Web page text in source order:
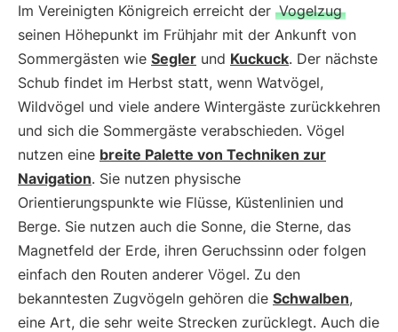
Im Vereinigten Königreich erreicht der Vogelzug
seinen Höhepunkt im Frühjahr mit der Ankunft von
Sommergästen wie Segler und Kuckuck. Der nächste
Schub findet im Herbst statt, wenn Watvögel,
Wildvögel und viele andere Wintergäste zurückkehren
und sich die Sommergäste verabschieden. Vögel
nutzen eine breite Palette von Techniken zur
Navigation. Sie nutzen physische
Orientierungspunkte wie Flüsse, Küstenlinien und
Berge. Sie nutzen auch die Sonne, die Sterne, das
Magnetfeld der Erde, ihren Geruchssinn oder folgen
einfach den Routen anderer Vögel. Zu den
bekanntesten Zugvögeln gehören die Schwalben,
eine Art, die sehr weite Strecken zurücklegt. Auch die